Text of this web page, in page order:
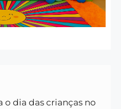
o dia das crianças no